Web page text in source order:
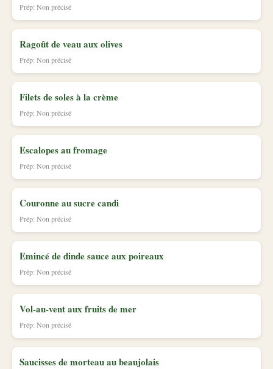
Prép: Non précisé
Ragoût de veau aux olives
Prép: Non précisé
Filets de soles à la crème
Prép: Non précisé
Escalopes au fromage
Prép: Non précisé
Couronne au sucre candi
Prép: Non précisé
Emincé de dinde sauce aux poireaux
Prép: Non précisé
Vol-au-vent aux fruits de mer
Prép: Non précisé
Saucisses de morteau au beaujolais